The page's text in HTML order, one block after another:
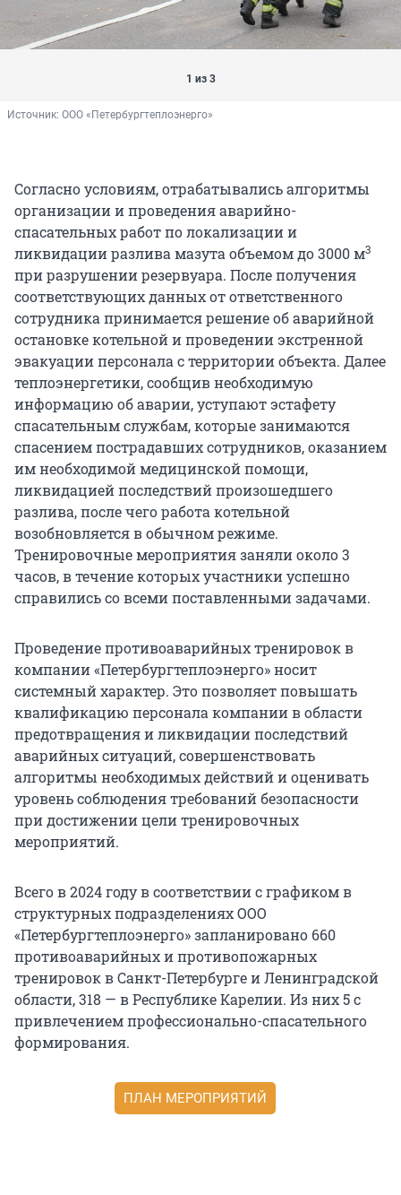
1 из 3
Источник: ООО «Петербургтеплоэнерго»
Согласно условиям, отрабатывались алгоритмы
организации и проведения аварийно-
спасательных работ по локализации и
ликвидации разлива мазута объемом до 3000 м3
при разрушении резервуара. После получения
соответствующих данных от ответственного
сотрудника принимается решение об аварийной
остановке котельной и проведении экстренной
эвакуации персонала с территории объекта. Далее
теплоэнергетики, сообщив необходимую
информацию об аварии, уступают эстафету
спасательным службам, которые занимаются
спасением пострадавших сотрудников, оказанием
им необходимой медицинской помощи,
ликвидацией последствий произошедшего
разлива, после чего работа котельной
возобновляется в обычном режиме.
Тренировочные мероприятия заняли около 3
часов, в течение которых участники успешно
справились со всеми поставленными задачами.
Проведение противоаварийных тренировок в
компании «Петербургтеплоэнерго» носит
системный характер. Это позволяет повышать
квалификацию персонала компании в области
предотвращения и ликвидации последствий
аварийных ситуаций, совершенствовать
алгоритмы необходимых действий и оценивать
уровень соблюдения требований безопасности
при достижении цели тренировочных
мероприятий.
Всего в 2024 году в соответствии с графиком в
структурных подразделениях ООО
«Петербургтеплоэнерго» запланировано 660
противоаварийных и противопожарных
тренировок в Санкт-Петербурге и Ленинградской
области, 318 — в Республике Карелии. Из них 5 с
привлечением профессионально-спасательного
формирования.
ПЛАН МЕРОПРИЯТИЙ